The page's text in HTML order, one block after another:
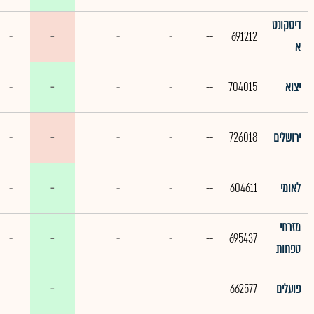
דיסקונט
א
691212
--
-
-
-
-
יצוא 704015
--
-
-
-
-
ירושלים 726018
--
-
-
-
-
לאומי 604611
--
-
-
-
-
מזרחי
טפחות
695437
--
-
-
-
-
פועלים 662577
--
-
-
-
-